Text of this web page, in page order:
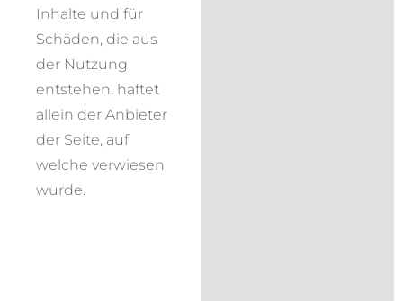
Inhalte und für
Schäden, die aus
der Nutzung
entstehen, haftet
allein der Anbieter
der Seite, auf
welche verwiesen
wurde.